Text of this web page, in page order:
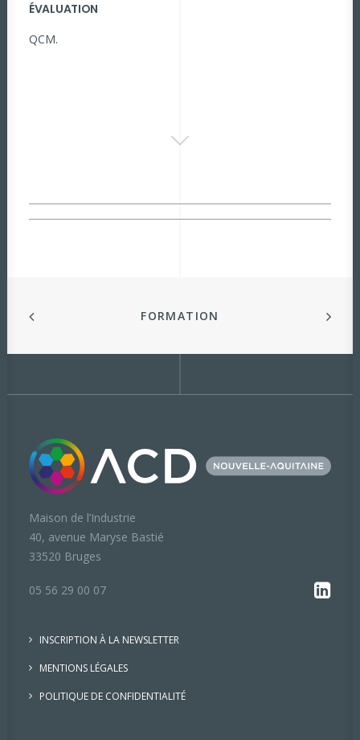
ÉVALUATION
QCM.
FORMATION
Maison de l’Industrie
40, avenue Maryse Bastié
33520 Bruges
05 56 29 00 07
INSCRIPTION À LA NEWSLETTER
MENTIONS LÉGALES
POLITIQUE DE CONFIDENTIALITÉ